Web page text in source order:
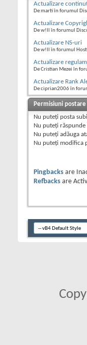
Actualizare
De marti în forumul
Actualizare
De w!ll în forumul
Actualizare NS-uri
De w!ll în forumul
Actualizare
De Cristian Mezei în
Actualizare Rank
De ciprian2006 în
Permisiuni postare
Nu puteţi posta
Nu puteţi răspunde
Nu puteţi adăuga
Nu puteţi modifica
Pingbacks are
Refbacks are Activ